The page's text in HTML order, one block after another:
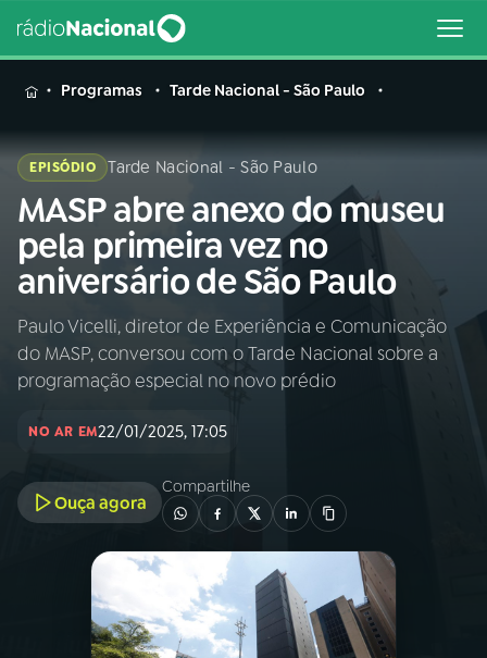
MENU
Buscar
na
Rádio
Nacional
Buscar
AO VIVO
INÍCIO
PROGRAMAS
Programas Tarde Nacional - São Paulo
EPISÓDIO Tarde Nacional - São Paulo
MASP abre anexo do museu
pela primeira vez no
aniversário de São Paulo
Paulo Vicelli, diretor de Experiência e Comunicação
do MASP, conversou com o Tarde Nacional sobre a
programação especial no novo prédio
NO AR EM22/01/2025, 17:05
Ouça agora
Compartilhe